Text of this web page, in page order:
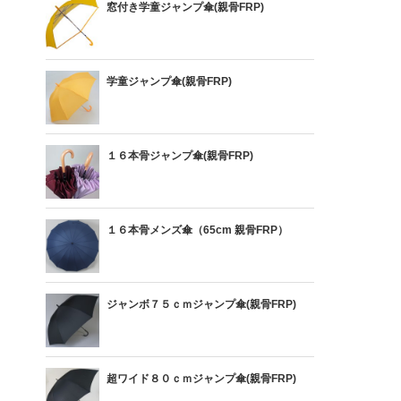
窓付き学童ジャンプ傘(親骨FRP)
学童ジャンプ傘(親骨FRP)
１６本骨ジャンプ傘(親骨FRP)
１６本骨メンズ傘（65cm 親骨FRP）
ジャンボ７５ｃｍジャンプ傘(親骨FRP)
超ワイド８０ｃｍジャンプ傘(親骨FRP)